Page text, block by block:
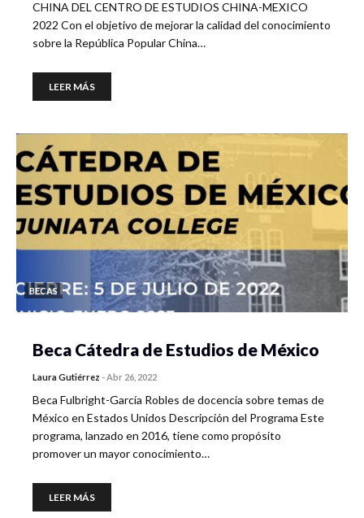
CHINA DEL CENTRO DE ESTUDIOS CHINA-MEXICO
2022 Con el objetivo de mejorar la calidad del conocimiento
sobre la República Popular China…
LEER MÁS
BECAS
Beca Cátedra de Estudios de México
Laura Gutiérrez -Abr 26, 2022
Beca Fulbright-García Robles de docencia sobre temas de
México en Estados Unidos Descripción del Programa Este
programa, lanzado en 2016, tiene como propósito
promover un mayor conocimiento…
LEER MÁS